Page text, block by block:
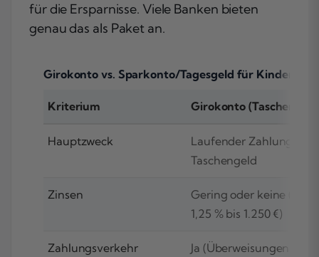
für die Ersparnisse. Viele Banken bieten
genau das als Paket an.
Girokonto vs. Sparkonto/Tagesgeld für Kinder im
Kriterium Girokonto
Hauptzweck
Laufender
Taschengeld
Zinsen
Gering oder keine
1,25 % bis 1.250 €)
Zahlungsverkehr
Ja (Überweisungen,